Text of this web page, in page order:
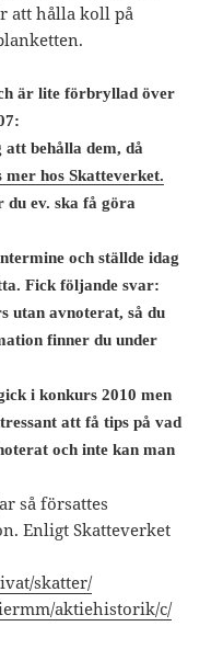
att hålla koll på
är lite förbryllad över
att behålla dem, då
mer hos Skatteverket.
ev. ska få göra
och ställde idag
Fick följande svar:
utan avnoterat, så du
finner du under
i konkurs 2010 men
att få tips på vad
och inte kan man
så försattes
Enligt Skatteverket
skatter/
aktiehistorik/c/